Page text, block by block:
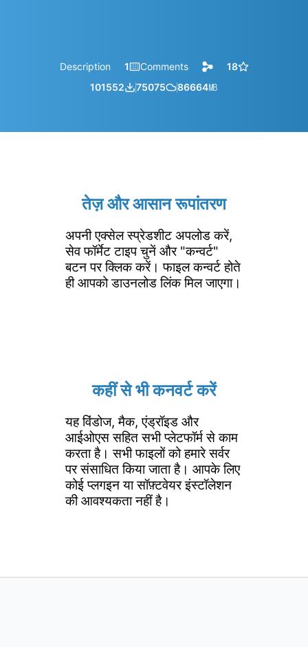
Description 1 Comments
18
101552
75075 86664㎆︎
तेज़ और आसान रूपांतरण
अपनी एक्सेल स्प्रेडशीट अपलोड करें,
सेव फॉर्मेट टाइप चुनें और "कन्वर्ट"
बटन पर क्लिक करें। फाइल कन्वर्ट होते
ही आपको डाउनलोड लिंक मिल जाएगा।
कहीं से भी कनवर्ट करें
यह विंडोज, मैक, एंड्रॉइड और
आईओएस सहित सभी प्लेटफॉर्म से काम
करता है। सभी फाइलों को हमारे सर्वर
पर संसाधित किया जाता है। आपके लिए
कोई प्लगइन या सॉफ़्टवेयर इंस्टॉलेशन
की आवश्यकता नहीं है।